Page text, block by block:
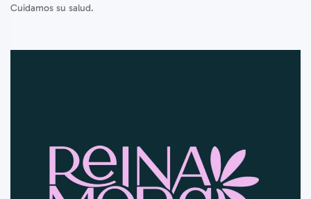
Cuidamos su salud.